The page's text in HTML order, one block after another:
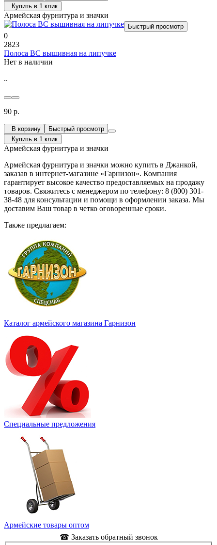
Купить в 1 клик
Армейская фурнитура и значки
Быстрый просмотр
0
2823
Полоса ВС вышивная на липучке
Нет в наличии
..
90 р.
В корзину
Быстрый просмотр
Купить в 1 клик
Армейская фурнитура и значки
Армейская фурнитура и значки можно купить в Джанкой,
заказав в интернет-магазине «Гарнизон». Компания
гарантирует высокое качество предоставляемых на продажу
товаров. Свяжитесь с менеджером по телефону: 8 (800) 301-
38-48 для консультации и помощи в оформлении заказа. Мы
доставим Ваш товар в четко оговоренные сроки.
Также предлагаем:
Каталог армейского магазина Гарнизон
Специальные предложения
Армейские товары оптом
☎ Заказать обратный звонок